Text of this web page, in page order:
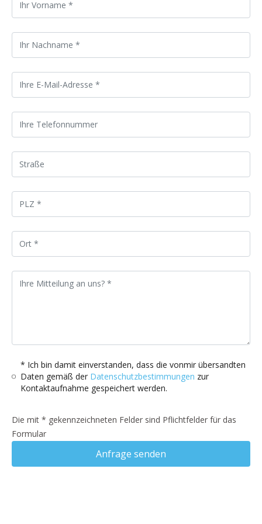
* Ich bin damit einverstanden, dass die vonmir übersandten
Daten gemäß der Datenschutzbestimmungen zur
Kontaktaufnahme gespeichert werden.
Die mit * gekennzeichneten Felder sind Pflichtfelder für das
Formular
Anfrage senden